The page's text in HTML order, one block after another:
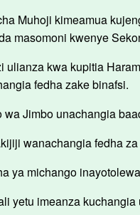
Muhoji kimeamua
masomoni kwenye
ulianza kwa kupitia
fedha zake binafsi.
wa Jimbo unachangia
wanachangia fedha
ya michango
yetu imeanza